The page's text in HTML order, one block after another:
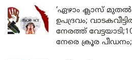
‘ഏഴാം ക്ലാസ് മുതൽ
ഉപദ്രവം;
നേരത്ത്
നേരെ ക്രൂര